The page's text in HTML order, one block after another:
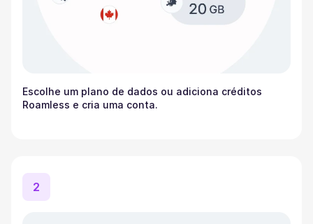
Escolhe um plano de dados ou adiciona créditos
Roamless e cria uma conta.
2